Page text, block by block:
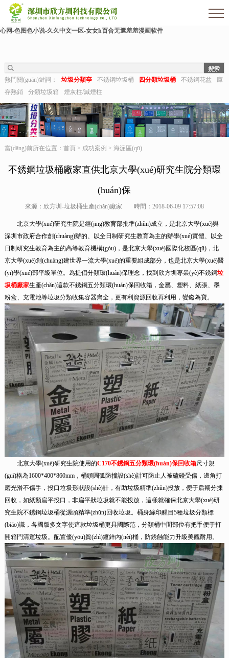
欧美伊人-麻豆精品一区二区三区-欧美日b视频-阿v天堂网-中文字幕第六页-狠狠干干-
国产h在线观看-国产嫩草视频-日日夜夜拍-亚洲第一视频网-毛片在线网站-五月婷婷开
心网-色图色小说-久久中文一区-女女h百合无遮羞羞漫画软件
熱門關(guān)鍵詞： 垃圾分類亭 不銹鋼垃圾桶 四分類垃圾桶 不銹鋼花盆
庫
存熱銷
分類垃圾箱 煙灰柱/滅煙柱
當(dāng)前所在位置： 首頁> 成功案例 > 海淀區(qū)
不銹鋼垃圾桶廠家直供北京大學(xué)研究生院分類環
(huán)保
來源：欣方圳-垃圾桶生產(chǎn)廠家 時間：2018-06-09 17:57:08
北京大學(xué)研究生院是經(jīng)教育部批準(zhǔn)成立，是北京大學(xué)與
深圳市政府合作創(chuàng)辦的、以全日制研究生教育為主的辦學(xué)實體、以全
日制研究生教育為主的高等教育機構(gòu)，是北京大學(xué)國際化校區(qū)，北
京大學(xué)創(chuàng)建世界一流大學(xué)的重要組成部分，也是北京大學(xué)醫
(yī)學(xué)部平級單位。為提倡分類環(huán)保理念，找到欣方圳專業(yè)不銹鋼垃
圾桶廠家生產(chǎn)這款不銹鋼五分類環(huán)保回收箱，金屬、塑料、紙張、墨
粉盒、充電池等垃圾分類收集容器齊全，更有利資源回收再利用，變廢為寶。
北京大學(xué)研究生院使用的C170不銹鋼五分類環(huán)保回收箱尺寸規
(guī)格為1600*400*860mm，桶頭圓弧防撞設(shè)計可防止人被磕碰受傷，邊角打
磨光滑不傷手，投口垃圾形狀設(shè)計，有助垃圾精準(zhǔn)投放，便于后期分揀
回收，如紙類扁平投口，非扁平狀垃圾就不能投放，這樣就確保北京大學(xué)研
究生院不銹鋼垃圾桶從源頭精準(zhǔn)回收垃圾。桶身絲印醒目5種垃圾分類標
(biāo)識，各國版多文字使這款垃圾桶更具國際范，分類桶中間部位有把手便于打
開箱門清運垃圾。配置優(yōu)質(zhì)鍍鋅內(nèi)桶，防銹蝕能力升級美觀耐用。